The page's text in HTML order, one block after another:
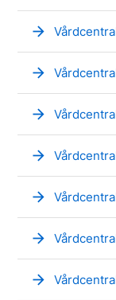
arrow_forward
arrow_forward
arrow_forward
arrow_forward
arrow_forward
arrow_forward
arrow_forward